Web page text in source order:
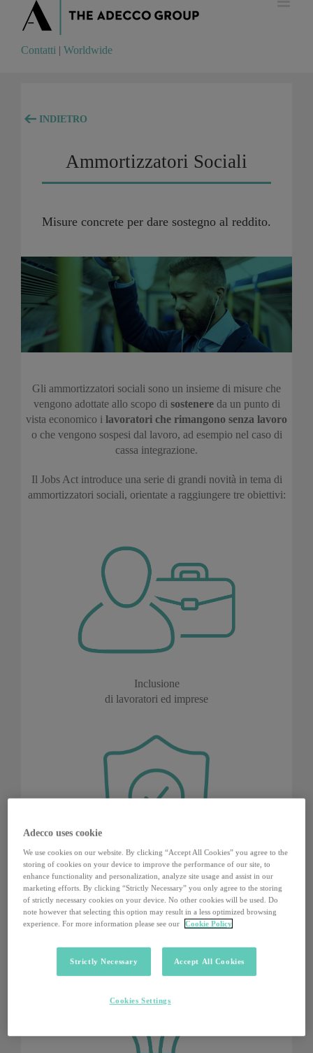
Contatti Worldwide
Contatti | Worldwide
INDIETRO
Ammortizzatori Sociali
Misure concrete per dare sostegno al reddito.
Gli ammortizzatori sociali sono un insieme di misure che
vengono adottate allo scopo di sostenereda un punto di
vista economico i lavoratori che rimangono senza lavoro
o che vengono sospesi dal lavoro, ad esempio nel caso di
cassa integrazione.
Il Jobs Act introduce una serie di grandi novità in tema di
ammortizzatori sociali, orientate a raggiungere tre obiettivi:
Inclusione
di lavoratori ed imprese
Semplificazione
e certezza per le imprese
Adecco uses cookie
We use cookies on our website. By clicking “Accept All Cookies” you agree to the
storing of cookies on your device to improve the performance of our site, to
enhance functionality and personalization, analyze site usage and assist in our
marketing efforts. By clicking “Strictly Necessary” you only agree to the storing
of strictly necessary cookies on your device. No other cookies will be used. Do
note however that selecting this option may result in a less optimized browsing
experience. For more information please see our
Cookie Policy
Strictly Necessary Accept All Cookies
Cookies Settings